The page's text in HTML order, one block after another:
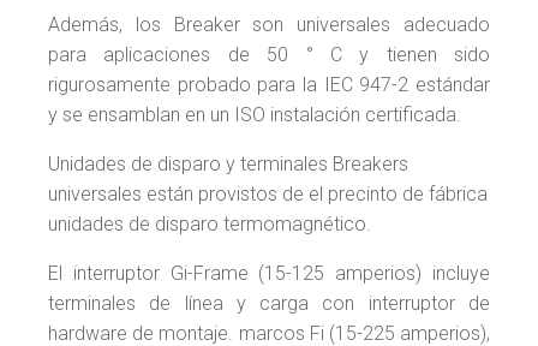
Además, los Breaker son universales adecuado
para aplicaciones de 50 ° C y tienen sido
rigurosamente probado para la IEC 947-2 estándar
y se ensamblan en un ISO instalación certificada.
Unidades de disparo y terminales Breakers
universales están provistos de el precinto de fábrica
unidades de disparo termomagnético.
El interruptor Gi-Frame (15-125 amperios) incluye
terminales de línea y carga con interruptor de
hardware de montaje. marcos Fi (15-225 amperios),